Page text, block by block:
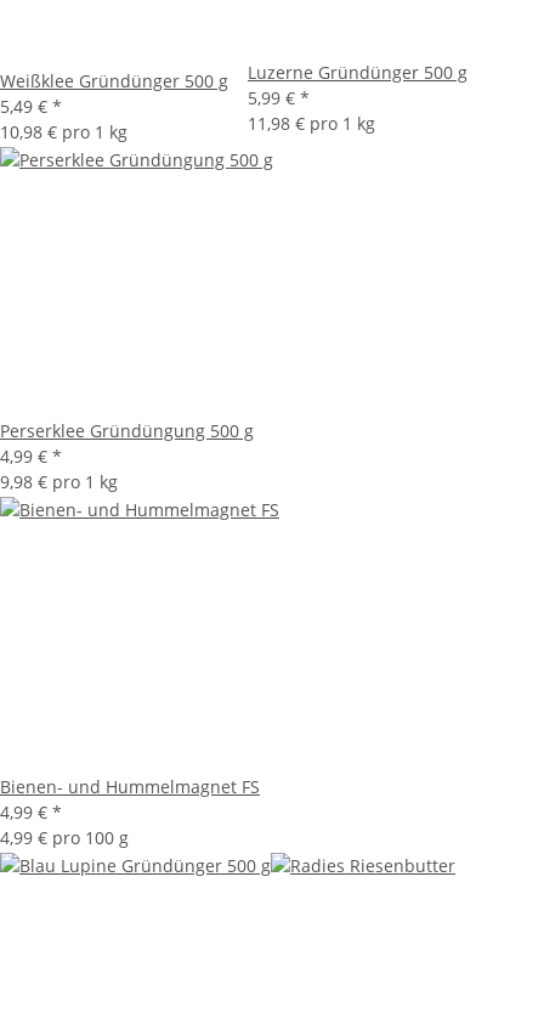
Weißklee Gründünger 500 g
5,49 € *
10,98 € pro 1 kg
Luzerne Gründünger 500 g
5,99 € *
11,98 € pro 1 kg
Perserklee Gründüngung 500 g
4,99 € *
9,98 € pro 1 kg
Bienen- und Hummelmagnet FS
4,99 € *
4,99 € pro 100 g